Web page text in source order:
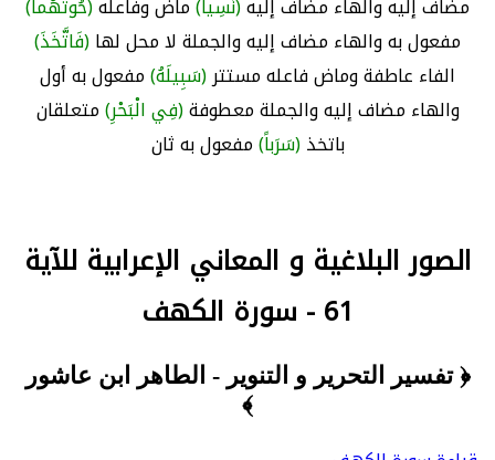
مضاف إليه والهاء مضاف إليه(نَسِيا)ماض وفاعله(حُوتَهُما)
مفعول به والهاء مضاف إليه والجملة لا محل لها(فَاتَّخَذَ)
الفاء عاطفة وماض فاعله مستتر(سَبِيلَهُ)مفعول به أول
والهاء مضاف إليه والجملة معطوفة(فِي الْبَحْرِ)متعلقان
باتخذ(سَرَباً)مفعول به ثان
الصور البلاغية و المعاني الإعرابية للآية
61 - سورة الكهف
﴿ تفسير التحرير و التنوير - الطاهر ابن عاشور
﴾